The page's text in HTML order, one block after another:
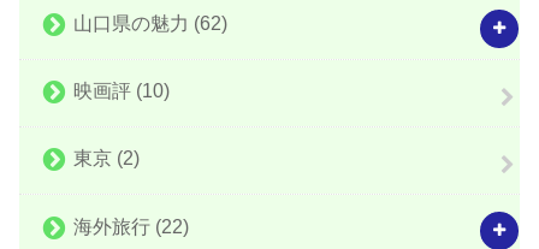
山口県の魅力 (62)
映画評 (10)
東京 (2)
海外旅行 (22)